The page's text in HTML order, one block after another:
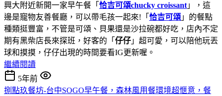
興大附近新開一家早午餐「 恰吉可頌chucky croissant 」，這
邊是寵物友善餐廳，可以帶毛孩一起來!「 恰吉可頌 」的餐點
種類挺豐富，不管是可頌、貝果還是沙拉碗都好吃，店內不定
期有黑柴店長來探班，好客的「 仔仔 」超可愛，可以陪他玩丟
球和摸摸，仔仔出現的時間要看IG更新喔。
繼續閱讀
5年前
捌點玖餐坊-台中SOGO早午餐，森林風用餐環境超愜意，餐